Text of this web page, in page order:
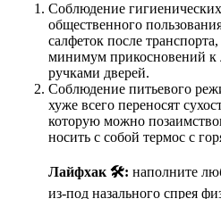
Соблюдение
общественного
салфеток после
минимум прикосновений к
ручками дверей.
Соблюдение питьевого
хуже всего переносят
которую можно
носить с собой термос с
Лайфхак 🛠: наполните
из-под назального спрея